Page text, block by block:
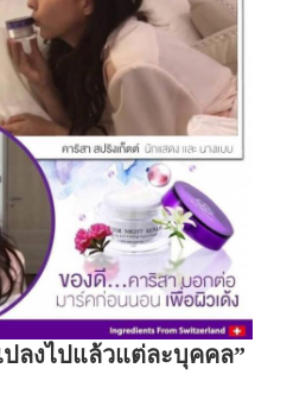
ลงไปแล้วแต่ละบุคคล”